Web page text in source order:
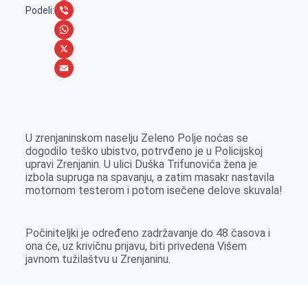
Podeli:c
e
b
o
e
s
s
e
r
L
i
n
k
n
V
i
b
W
h
A
p
p
X
i
U zrenjaninskom naselju Zeleno Polje noćas se
dogodilo teško ubistvo, potrvđeno je u Policijskoj
upravi Zrenjanin. U ulici Duška Trifunovića žena je
izbola supruga na spavanju, a zatim masakr nastavila
motornom testerom i potom isečene delove skuvala!
Počiniteljki je određeno zadržavanje do 48 časova i
ona će, uz krivičnu prijavu, biti privedena Višem
javnom tužilaštvu u Zrenjaninu.